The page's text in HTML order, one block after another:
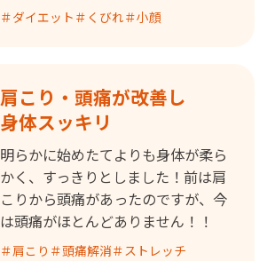
＃ダイエット ＃ くびれ＃小顔
肩こり・頭痛が改善し
身体スッキリ
明らかに始めたてよりも身体が柔ら
かく、すっきりとしました！前は肩
こりから頭痛があったのですが、今
は頭痛がほとんどありません！！
＃肩こり ＃頭痛解消＃ストレッチ